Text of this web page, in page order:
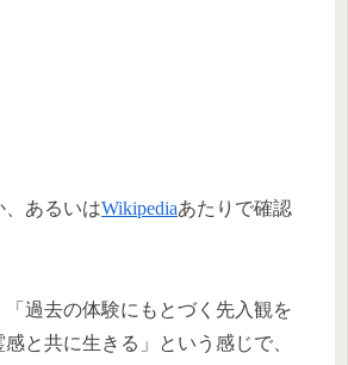
、あるいはWikipediaあたりで確認
「過去の体験にもとづく先入観を
と共に生きる」という感じで、